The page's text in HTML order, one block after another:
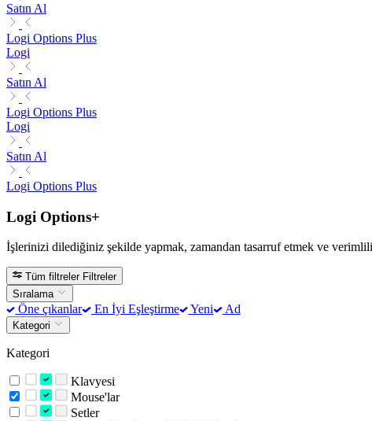
Satın Al
Logi Options Plus
Logi
Satın Al
Logi Options Plus
Logi
Satın Al
Logi Options Plus
Logi Options+
İşlerinizi dilediğiniz şekilde yapmak, zamandan tasarruf etmek ve
Tüm filtreler Filtreler
Sıralama
Öne çıkanlar En İyi Eşleştirme Yeni Ad
Kategori
Kategori
Klavyesi
Mouse'lar
Setler